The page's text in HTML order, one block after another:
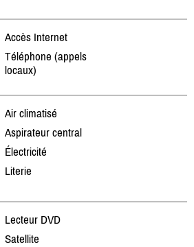
Accès Internet
Téléphone (appels
locaux)
Air climatisé
Aspirateur central
Électricité
Literie
Lecteur DVD
Satellite